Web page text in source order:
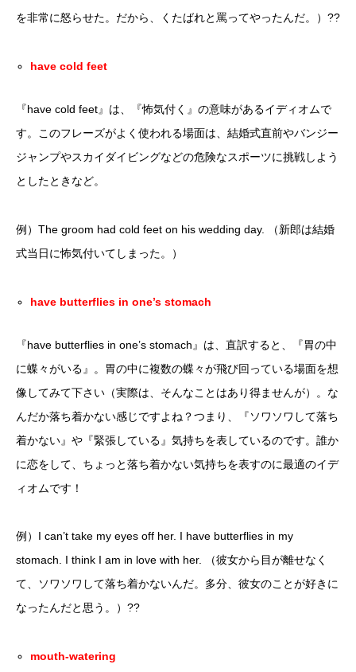
を非常に怒らせた。だから、くたばれと罵ってやったんだ。）??
have cold feet
『have cold feet』は、『怖気付く』の意味があるイディオムで
す。このフレーズがよく使われる場面は、結婚式直前やバンジー
ジャンプやスカイダイビングなどの危険なスポーツに挑戦しよう
としたときなど。
例）The groom had cold feet on his wedding day. （新郎は結婚
式当日に怖気付いてしまった。）
have butterflies in one’s stomach
『have butterflies in one’s stomach』は、直訳すると、『胃の中
に蝶々がいる』。胃の中に複数の蝶々が飛び回っている場面を想
像してみて下さい（実際は、そんなことはあり得ませんが）。な
んだか落ち着かない感じですよね？つまり、『ソワソワして落ち
着かない』や『緊張している』気持ちを表しているのです。誰か
に恋をして、ちょっと落ち着かない気持ちを表すのに最適のイデ
ィオムです！
例）I can’t take my eyes off her. I have butterflies in my
stomach. I think I am in love with her. （彼女から目が離せなく
て、ソワソワして落ち着かないんだ。多分、彼女のことが好きに
なったんだと思う。）??
mouth-watering